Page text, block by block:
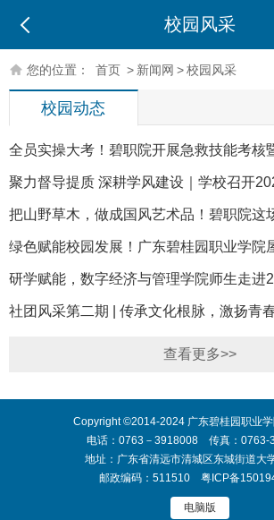
校园风采
您的位置： 首页 > 新闻网 >校园风采
校园动态
全员实操大考！碧职院开展急救技能考核
急救教育公益推广行动
聚力督导提质 深耕学风建设｜学校召开
年第二学期督导工作会议
把山野草木，做成国风艺术品！碧职院这
太惊艳
绿色赋能校园发展！广东碧桂园职业学院
目正式开工
研学赋能，数字经济与管理学院师生走进
际照明展览会
社团风采第二期 | 传承文化根脉，激扬青
查看更多>>
Copyright ©2014-2024 广东碧桂园职业
电话：0763－3918008 传真：0763-
地址：广东省清远市清城区东城街道大
邮政编码：511510 粤ICP备
电脑版